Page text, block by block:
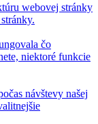
webovej stránky
čo
niektoré funkcie
návštevy našej